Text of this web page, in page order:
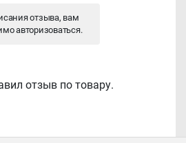
отзыв по товару.
отзыва, вам
авторизоваться.